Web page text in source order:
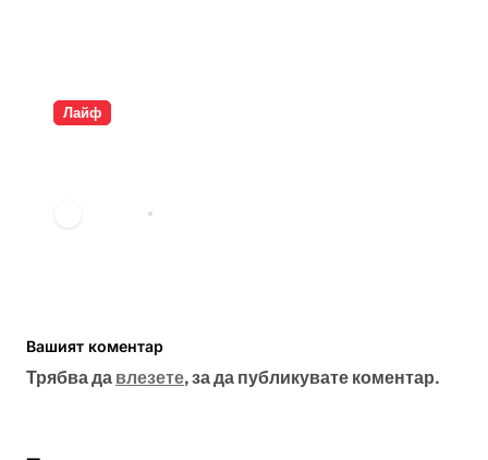
Лайф
Вашият коментар
Трябва да влезете, за да публикувате коментар.